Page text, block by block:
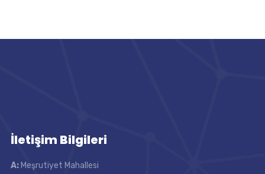
İletişim Bilgileri
A: Meşrutiyet Mahallesi